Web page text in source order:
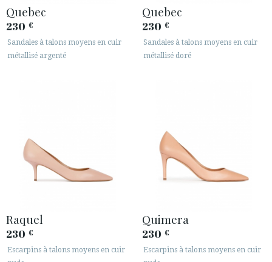
Quebec
230 €
Sandales à talons moyens en cuir
métallisé argenté
Quebec
230 €
Sandales à talons moyens en cuir
métallisé doré
Raquel
230 €
Escarpins à talons moyens en cuir
Quimera
230 €
Escarpins à talons moyens en cuir